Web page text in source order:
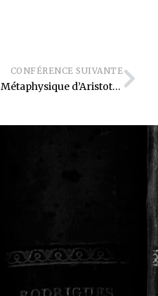
CONFÉRENCE SUIVANTE
Métaphysique d’Aristote : Explorer l’au-delà du visible